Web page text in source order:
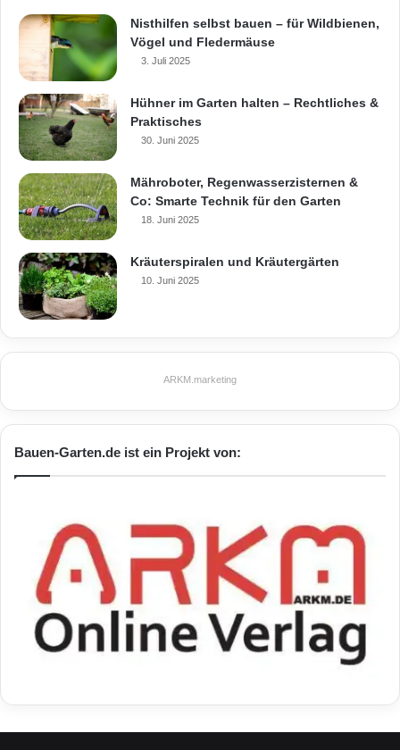
Nisthilfen selbst bauen – für Wildbienen,
Vögel und Fledermäuse
3. Juli 2025
Hühner im Garten halten – Rechtliches &
Praktisches
30. Juni 2025
Mähroboter, Regenwasserzisternen &
Co: Smarte Technik für den Garten
18. Juni 2025
Kräuterspiralen und Kräutergärten
10. Juni 2025
ARKM.marketing
Bauen-Garten.de ist ein Projekt von: